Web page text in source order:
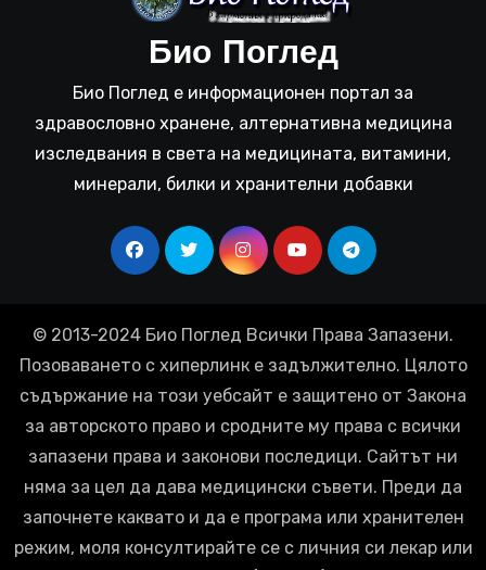
Био Поглед
Био Поглед е информационен портал за
здравословно хранене, алтернативна медицина
изследвания в света на медицината, витамини,
минерали, билки и хранителни добавки
© 2013-2024 Био Поглед Всички Права Запазени.
Позоваването с хиперлинк е задължително. Цялото
съдържание на този уебсайт е защитено от Закона
за авторското право и сродните му права с всички
запазени права и законови последици. Сайтът ни
няма за цел да дава медицински съвети. Преди да
започнете каквато и да е програма или хранителен
режим, моля консултирайте се с личния си лекар или